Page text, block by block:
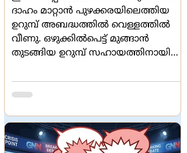
ദാഹം മാറ്റാന്‍ പുഴക്കരയിലെത്തിയ
ഉറുമ്പ് അബദ്ധത്തില്‍ വെള്ളത്തില്‍
വീണു. ഒഴുക്കില്‍പെട്ട് മുങ്ങാന്‍
തുടങ്ങിയ ഉറുമ്പ് സഹായത്തിനായി
ഇതുകണ്ട് ഒരു ഇല ഉറുമ്പിനടത്തേക്ക്
ഇട്ടുകൊടുത്തു. ഉറുമ്പ് ആ ഇലയില്‍
ദിവസങ്ങള്‍ക്കുശേഷം ഒരു
വേട്ടക്കാരന്‍ പ്രാവിനെ അമ്പെയ്യാന്‍